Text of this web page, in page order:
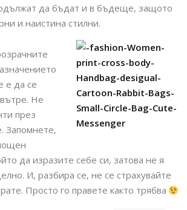
да бъдат и в бъдеще, защото
и наистина стилни.
е да се
Не
през
Запомнете,
да изразите себе си, затова не я
И, разбира се, не се страхувайте
Просто го правете както трябва